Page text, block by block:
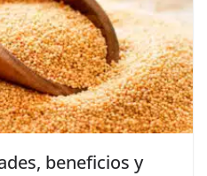
beneficios y